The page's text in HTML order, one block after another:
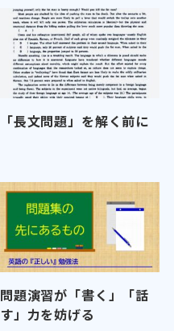
「長文問題」を解く前に
問題演習が「書く」「話
す」力を妨げる